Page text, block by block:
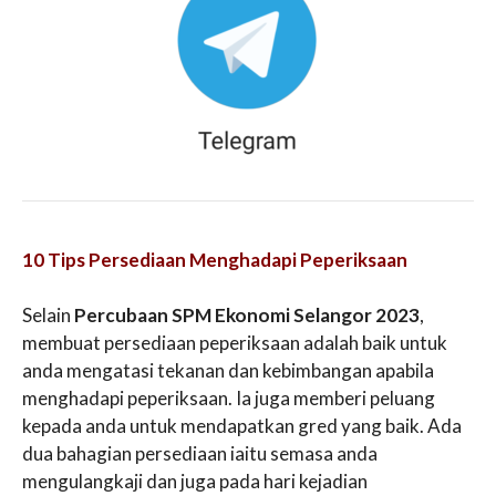
10 Tips Persediaan Menghadapi Peperiksaan
Selain Percubaan SPM Ekonomi Selangor 2023,
membuat persediaan peperiksaan adalah baik untuk
anda mengatasi tekanan dan kebimbangan apabila
menghadapi peperiksaan. Ia juga memberi peluang
kepada anda untuk mendapatkan gred yang baik. Ada
dua bahagian persediaan iaitu semasa anda
mengulangkaji dan juga pada hari kejadian